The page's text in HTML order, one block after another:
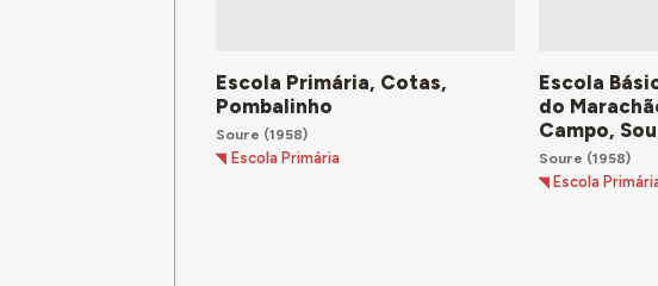
Escola Primária, Cotas,
Pombalinho
Soure (1958)
Escola Primária
Escola
do
Campo,
Soure (1958)
Escola